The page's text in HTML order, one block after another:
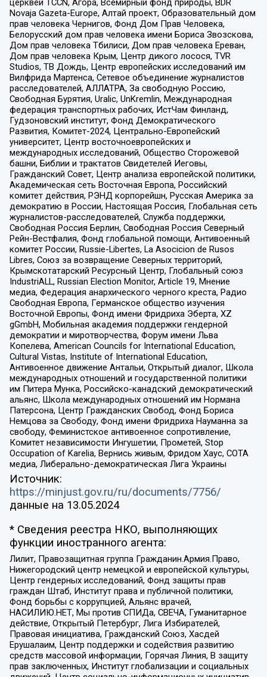
церквей TCCN, Агора, Всемирный фонд природы, BDR
Novaja Gazeta-Europe, Алтай проект, Образовательный дом
прав человека Чернигов, Фонд Дом Прав Человека,
Белорусский дом прав человека имени Бориса Звозскова,
Дом прав человека Тбилиси, Дом прав человека Ереван,
Дом прав человека Крым, Центр дикого лосося, TVR
Studios, ТВ Дождь, Центр европейских исследований им
Вилфрида Мартенса, Сетевое объединение журналистов
расследователей, АЛЛАТРА, За свободную Россию,
Свободная Бурятия, Uralic, UnKremlin, Международная
федерация транспортных рабочих, ИстЧам Финланд,
Гудзоновский институт, Фонд Демократического
Развития, Комитет-2024, Центрально-Европейский
университет, Центр восточноевропейских и
международных исследований, Общество Сторожевой
башни, Библии и трактатов Свидетелей Иеговы,
Гражданский Совет, Центр анализа европейской политики,
Академическая сеть Восточная Европа, Российский
комитет действия, РЭНД корпорейшн, Русская Америка за
демократию в России, Настоящая Россия, Глобальная сеть
журналистов-расследователей, Служба поддержки,
Свободная Россия Берлин, Свободная Россия Северный
Рейн-Вестфалия, Фонд глобальной помощи, Антивоенный
комитет России, Russie-Libertes, La Asocicion de Rusos
Libres, Союз за возвращение Северных территорий,
Крымскотатарский Ресурсный Центр, Глобальный союз
IndustriALL, Russian Election Monitor, Article 19, Мнение
медиа, Федерация анархического черного креста, Радио
Свободная Европа, Германское общество изучения
Восточной Европы, Фонд имени Фридриха Эберта, XZ
gGmbH, Мобильная академия поддержки гендерной
демократии и миротворчества, Форум имени Льва
Копелева, American Councils for International Education,
Cultural Vistas, Institute of International Education,
Антивоенное движение Антальи, Открытый диалог, Школа
международных отношений и государственной политики
им Питера Мунка, Российско-канадский демократический
альянс, Школа международных отношений им Нормана
Патерсона, Центр Гражданских Свобод, Фонд Бориса
Немцова за Свободу, Фонд имени Фридриха Науманна за
свободу, Феминистское антивоенное сопротивление,
Комитет независимости Ингушетии, Прометей, Stop
Occupation of Karelia, Вернись живым, Фридом Хаус, СОТА
медиа, Либерально-демократическая Лига Украины
Источник:
https://minjust.gov.ru/ru/documents/7756/
данные на 13.05.2024
* Сведения реестра НКО, выполняющих
функции иностранного агента:
Лилит, Правозащитная группа Гражданин.Армия.Право,
Нижегородский центр немецкой и европейской культуры,
Центр гендерных исследований, Фонд защиты прав
граждан Штаб, Институт права и публичной политики,
Фонд борьбы с коррупцией, Альянс врачей,
НАСИЛИЮ.НЕТ, Мы против СПИДа, СВЕЧА, Гуманитарное
действие, Открытый Петербург, Лига Избирателей,
Правовая инициатива, Гражданский Союз, Хасдей
Ерушалаим, Центр поддержки и содействия развитию
средств массовой информации, Горячая Линия, В защиту
прав заключенных, Институт глобализации и социальных